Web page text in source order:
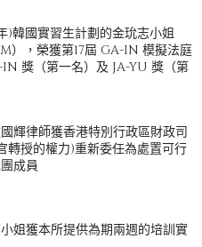
)韓國實習生計劃的金玧志小姐
），榮獲第17屆 GA-IN 模擬法庭
獎（第一名）及 JA-YU 獎（第
輝律師獲香港特別行政區財政司
轉授的權力)重新委任為處置可行
成員
姐獲本所提供為期兩週的培訓實